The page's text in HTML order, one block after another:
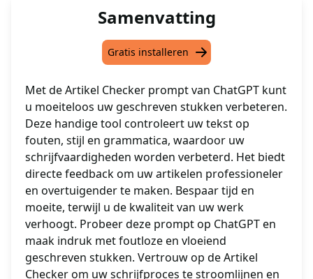
Samenvatting
Gratis installeren
Met de Artikel Checker prompt van ChatGPT kunt
u moeiteloos uw geschreven stukken verbeteren.
Deze handige tool controleert uw tekst op
fouten, stijl en grammatica, waardoor uw
schrijfvaardigheden worden verbeterd. Het biedt
directe feedback om uw artikelen professioneler
en overtuigender te maken. Bespaar tijd en
moeite, terwijl u de kwaliteit van uw werk
verhoogt. Probeer deze prompt op ChatGPT en
maak indruk met foutloze en vloeiend
geschreven stukken. Vertrouw op de Artikel
Checker om uw schrijfproces te stroomlijnen en